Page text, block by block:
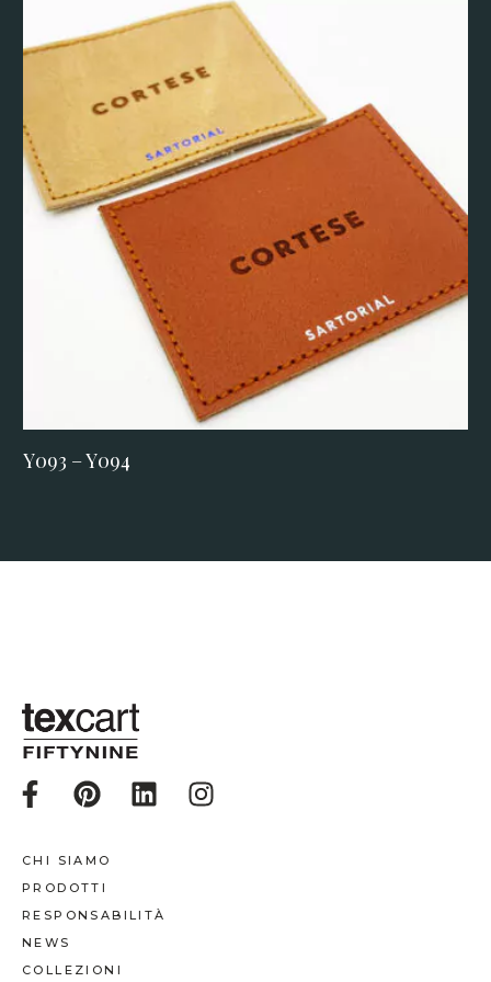
Y093 – Y094
CHI SIAMO
PRODOTTI
RESPONSABILITÀ
NEWS
COLLEZIONI